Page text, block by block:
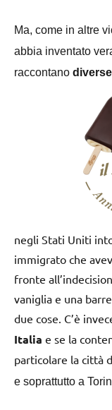
Ma, come in altre
abbia inventato
raccontano
negli Stati Uniti
immigrato che
fronte
vaniglia e una
due cose. C’è
Italia e se la
particolare la città
e soprattutto a